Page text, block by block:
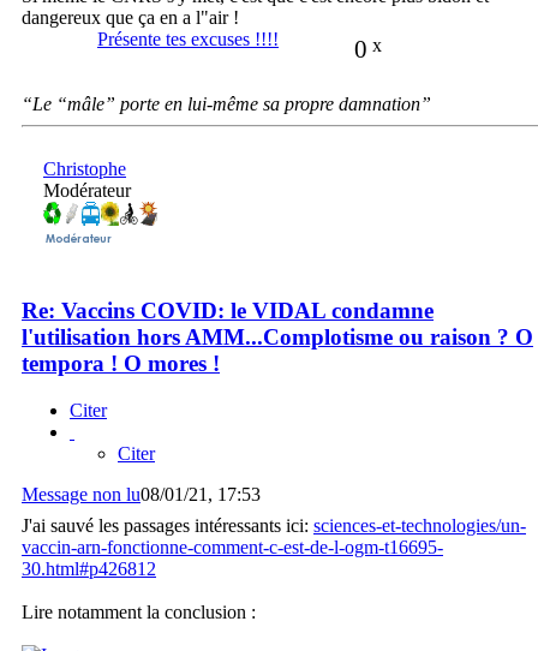
dangereux que ça en a l"air !
0 x
Présente tes excuses !!!!
“Le “mâle” porte en lui-même sa propre damnation”
Christophe
Modérateur
Re: Vaccins COVID: le VIDAL condamne
l'utilisation hors AMM...Complotisme ou raison ? O
tempora ! O mores !
Citer
Citer
Message non lu08/01/21, 17:53
J'ai sauvé les passages intéressants ici: sciences-et-technologies/un-
vaccin-arn-fonctionne-comment-c-est-de-l-ogm-t16695-
30.html#p426812
Lire notamment la conclusion :